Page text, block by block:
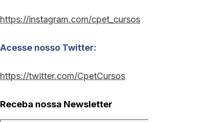
https://instagram.com/cpet_cursos
Acesse nosso Twitter:
https://twitter.com/CpetCursos
Receba nossa Newsletter